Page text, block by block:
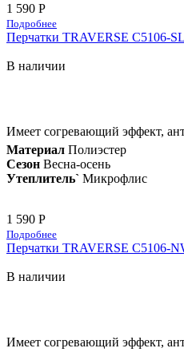
1 590 Р
Подробнее
Перчатки TRAVERSE C5106-SL
В наличии
Имеет согревающий эффект,
Материал Полиэстер
Сезон Весна-осень
Утеплитель` Микрофлис
1 590 Р
Подробнее
Перчатки TRAVERSE C5106-
В наличии
Имеет согревающий эффект,